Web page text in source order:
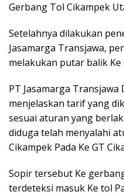
Gerbang Tol Cikampek
Setelahnya dilakukan
Jasamarga Transjawa,
melakukan putar balik
PT Jasamarga
menjelaskan tarif yang
sesuai aturan yang
diduga telah menyalahi
Cikampek Pada Ke GT
Sopir tersebut Ke
terdeteksi masuk Ke tol